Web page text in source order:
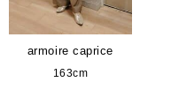
armoire caprice
163cm